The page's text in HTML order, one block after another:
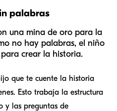
palabras
una mina de oro para la
no hay palabras, el niño
crear la historia.
que te cuente la historia
Esto trabaja la estructura
y las preguntas de